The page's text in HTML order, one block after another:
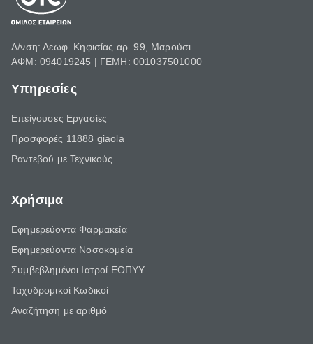
Δ/νση: Λεωφ. Κηφισίας αρ. 99, Μαρούσι
ΑΦΜ: 094019245 | ΓΕΜΗ: 001037501000
Υπηρεσίες
Επείγουσες Εργασίες
Προσφορές 11888 giaola
Ραντεβού με Τεχνικούς
Χρήσιμα
Εφημερεύοντα Φαρμακεία
Εφημερεύοντα Νοσοκομεία
Συμβεβλημένοι Ιατροί ΕΟΠΥΥ
Ταχυδρομικοί Κωδικοί
Αναζήτηση με αριθμό